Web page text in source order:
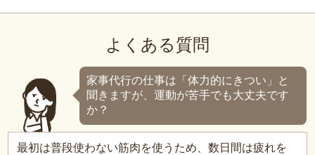
よくある質問
家事代行の仕事は「体力的にきつい」と
聞きますが、運動が苦手でも大丈夫です
か？
最初は普段使わない筋肉を使うため、数日間は疲れを